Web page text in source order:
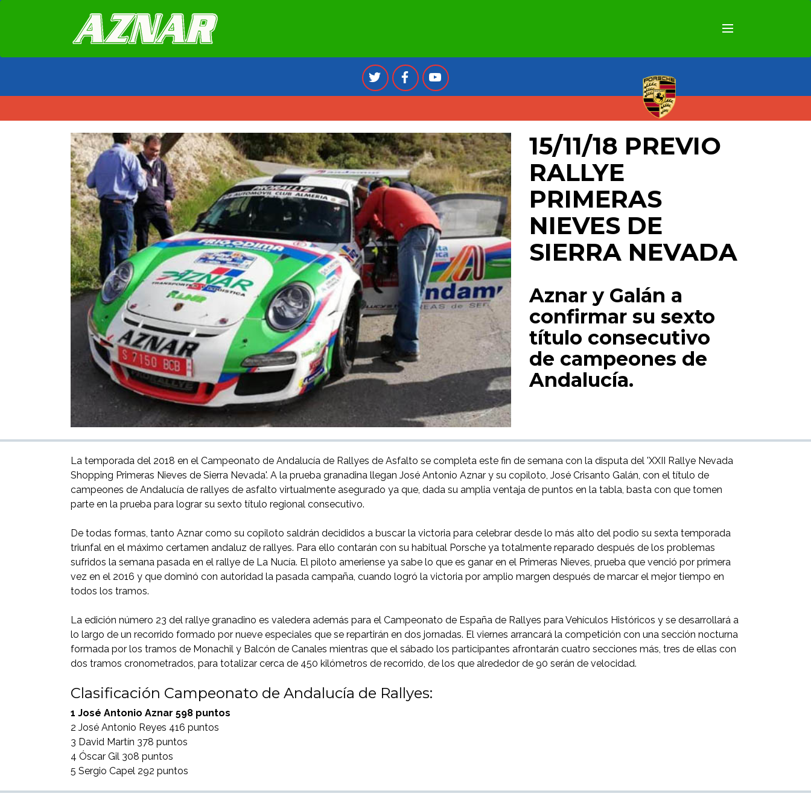
15/11/18 PREVIO
RALLYE
PRIMERAS
NIEVES DE
SIERRA NEVADA
Aznar y Galán a
confirmar su sexto
título consecutivo
de campeones de
Andalucía.
La temporada del 2018 en el Campeonato de Andalucía de Rallyes de Asfalto se completa este fin de semana con la disputa del 'XXII Rallye Nevada
Shopping Primeras Nieves de Sierra Nevada'. A la prueba granadina llegan José Antonio Aznar y su copiloto, José Crisanto Galán, con el título de
campeones de Andalucía de rallyes de asfalto virtualmente asegurado ya que, dada su amplia ventaja de puntos en la tabla, basta con que tomen
parte en la prueba para lograr su sexto título regional consecutivo.
De todas formas, tanto Aznar como su copiloto saldrán decididos a buscar la victoria para celebrar desde lo más alto del podio su sexta temporada
triunfal en el máximo certamen andaluz de rallyes. Para ello contarán con su habitual Porsche ya totalmente reparado después de los problemas
sufridos la semana pasada en el rallye de La Nucía. El piloto ameriense ya sabe lo que es ganar en el Primeras Nieves, prueba que venció por primera
vez en el 2016 y que dominó con autoridad la pasada campaña, cuando logró la victoria por amplio margen después de marcar el mejor tiempo en
todos los tramos.
La edición número 23 del rallye granadino es valedera además para el Campeonato de España de Rallyes para Vehículos Históricos y se desarrollará a
lo largo de un recorrido formado por nueve especiales que se repartirán en dos jornadas. El viernes arrancará la competición con una sección nocturna
formada por los tramos de Monachil y Balcón de Canales mientras que el sábado los participantes afrontarán cuatro secciones más, tres de ellas con
dos tramos cronometrados, para totalizar cerca de 450 kilómetros de recorrido, de los que alrededor de 90 serán de velocidad.
Clasificación Campeonato de Andalucía de Rallyes:
1 José Antonio Aznar 598 puntos
2 José Antonio Reyes 416 puntos
3 David Martín 378 puntos
4 Óscar Gil 308 puntos
5 Sergio Capel 292 puntos